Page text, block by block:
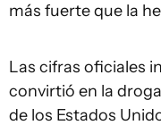
más fuerte que la
Las cifras oficiales
convirtió en la
de los Estados